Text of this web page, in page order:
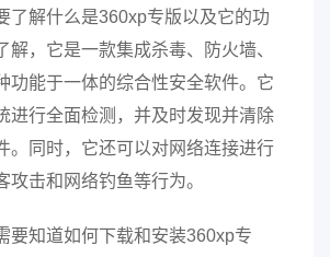
了解什么是360xp专版以及它的功
解，它是一款集成杀毒、防火墙、
功能于一体的综合性安全软件。它
进行全面检测，并及时发现并清除
。同时，它还可以对网络连接进行
攻击和网络钓鱼等行为。
要知道如何下载和安装360xp专